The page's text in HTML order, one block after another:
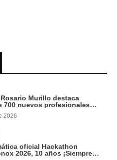
Murillo destaca
700 nuevos profesionales
2026
oficial Hackathon
2026, 10 años ¡Siempre